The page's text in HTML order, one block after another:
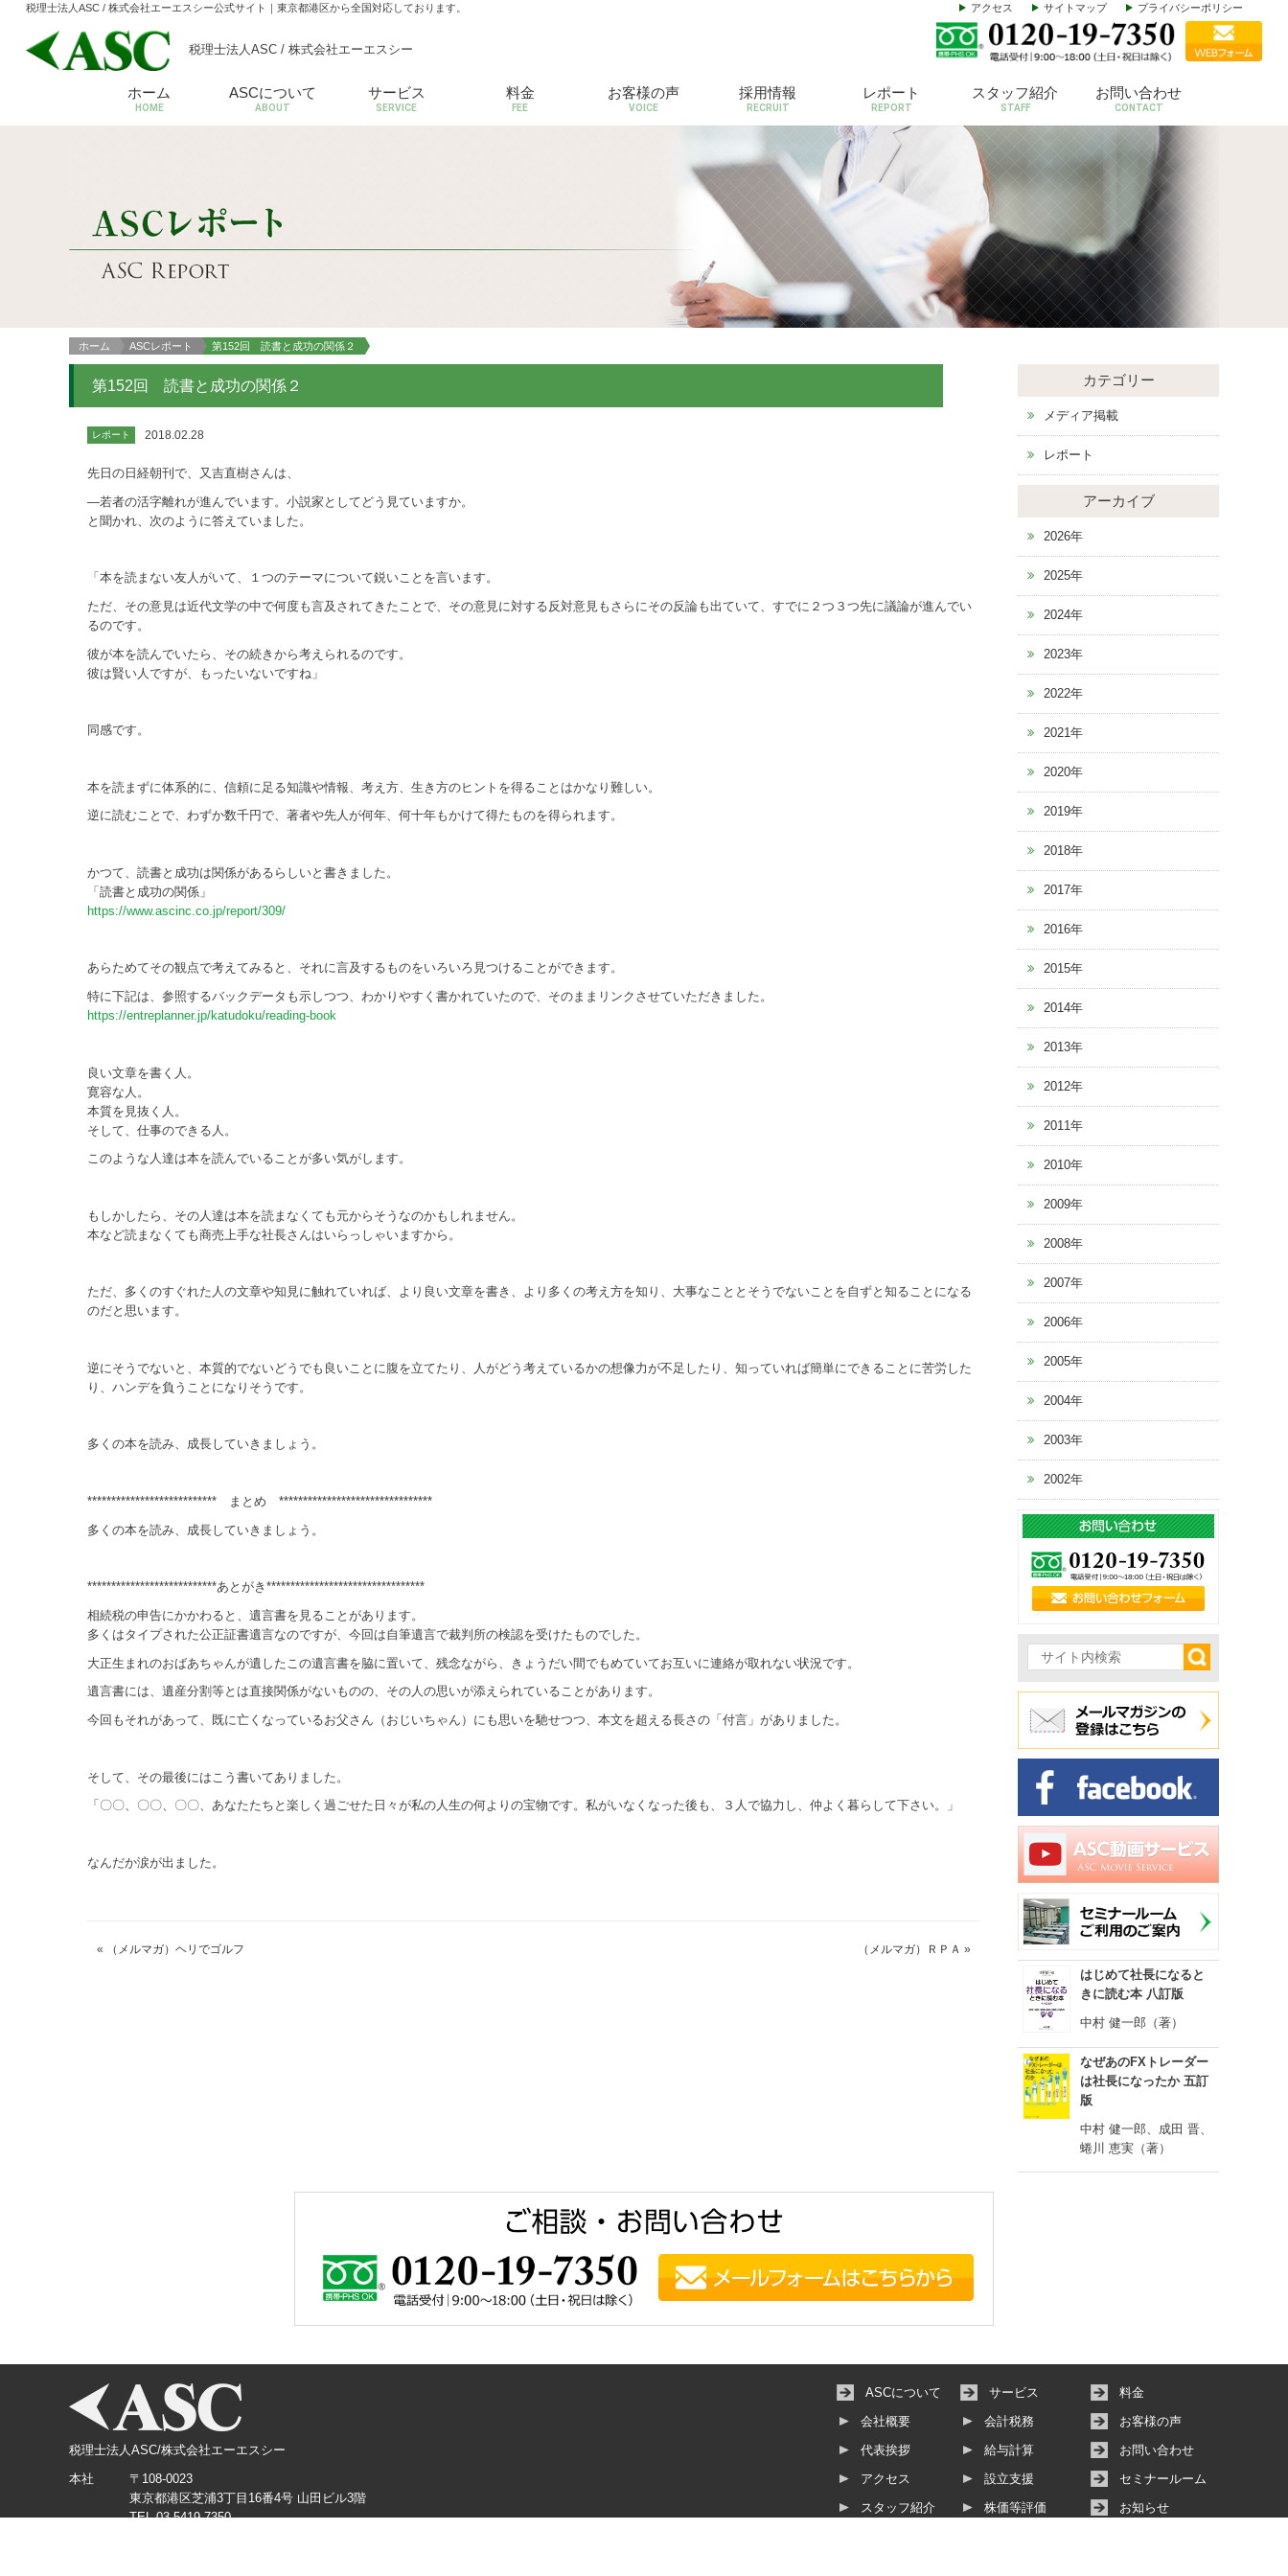
税理士法人ASC / 株式会社エーエスシー公式サイト ｜東京都港区から全国対応しております。 アクセス サイトマップ プライバシーポリシー
税理士法人ASC / 株式会社エーエスシー
ホーム
HOME
ASCについて
ABOUT
サービス
SERVICE
料金
FEE
お客様の声
VOICE
採用情報
RECRUIT
レポート
REPORT
スタッフ紹介
STAFF
お問い合わせ
CONTACT
ホーム ASCレポート 第152回 読書と成功の関係２
第152回 読書と成功の関係２
レポート 2018.02.28
先日の日経朝刊で、又吉直樹さんは、
―若者の活字離れが進んでいます。小説家としてどう見ていますか。
と聞かれ、次のように答えていました。
「本を読まない友人がいて、１つのテーマについて鋭いことを言います。
ただ、その意見は近代文学の中で何度も言及されてきたことで、その意見に対する反対意見もさらにその反論も出ていて、すでに２つ３つ先に議論が進んでい
るのです。
彼が本を読んでいたら、その続きから考えられるのです。
彼は賢い人ですが、もったいないですね」
同感です。
本を読まずに体系的に、信頼に足る知識や情報、考え方、生き方のヒントを得ることはかなり難しい。
逆に読むことで、わずか数千円で、著者や先人が何年、何十年もかけて得たものを得られます。
かつて、読書と成功は関係があるらしいと書きました。
「読書と成功の関係」
https://www.ascinc.co.jp/report/309/
あらためてその観点で考えてみると、それに言及するものをいろいろ見つけることができます。
特に下記は、参照するバックデータも示しつつ、わかりやすく書かれていたので、そのままリンクさせていただきました。
https://entreplanner.jp/katudoku/reading-book
良い文章を書く人。
寛容な人。
本質を見抜く人。
そして、仕事のできる人。
このような人達は本を読んでいることが多い気がします。
もしかしたら、その人達は本を読まなくても元からそうなのかもしれません。
本など読まなくても商売上手な社長さんはいらっしゃいますから。
ただ、多くのすぐれた人の文章や知見に触れていれば、より良い文章を書き、より多くの考え方を知り、大事なこととそうでないことを自ずと知ることになる
のだと思います。
逆にそうでないと、本質的でないどうでも良いことに腹を立てたり、人がどう考えているかの想像力が不足したり、知っていれば簡単にできることに苦労した
り、ハンデを負うことになりそうです。
多くの本を読み、成長していきましょう。
*************************** まとめ ********************************
多くの本を読み、成長していきましょう。
***************************あとがき*********************************
相続税の申告にかかわると、遺言書を見ることがあります。
多くはタイプされた公正証書遺言なのですが、今回は自筆遺言で裁判所の検認を受けたものでした。
大正生まれのおばあちゃんが遺したこの遺言書を脇に置いて、残念ながら、きょうだい間でもめていてお互いに連絡が取れない状況です。
遺言書には、遺産分割等とは直接関係がないものの、その人の思いが添えられていることがあります。
今回もそれがあって、既に亡くなっているお父さん（おじいちゃん）にも思いを馳せつつ、本文を超える長さの「付言」がありました。
そして、その最後にはこう書いてありました。
「〇〇、〇〇、〇〇、あなたたちと楽しく過ごせた日々が私の人生の何よりの宝物です。私がいなくなった後も、３人で協力し、仲よく暮らして下さい。」
なんだか涙が出ました。
« （メルマガ）ヘリでゴルフ （メルマガ）ＲＰＡ »
カテゴリー
メディア掲載
レポート
アーカイブ
2026年
2025年
2024年
2023年
2022年
2021年
2020年
2019年
2018年
2017年
2016年
2015年
2014年
2013年
2012年
2011年
2010年
2009年
2008年
2007年
2006年
2005年
2004年
2003年
2002年
はじめて社長になると
きに読む本 八訂版
中村 健一郎（著）
なぜあのFXトレーダー
は社長になったか 五訂
版
中村 健一郎、成田 晋、
蜷川 恵実（著）
税理士法人ASC/株式会社エーエスシー
本社
〒108-0023
東京都港区芝浦3丁目16番4号 山田ビル3階
TEL.03-5419-7350
ASCについて
会社概要
代表挨拶
アクセス
スタッフ紹介
サービス
会計税務
給与計算
設立支援
株価等評価
料金
お客様の声
お問い合わせ
セミナールーム
お知らせ